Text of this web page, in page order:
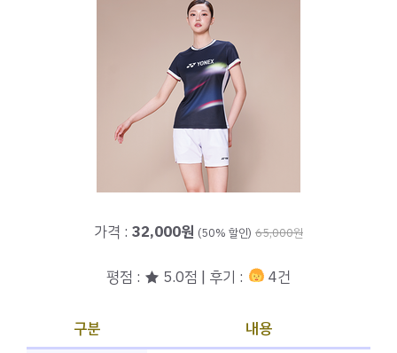
가격 : 32,000원 (50% 할인) 65,000원
평점 : ★ 5.0점 | 후기 : 4건
구분
내용